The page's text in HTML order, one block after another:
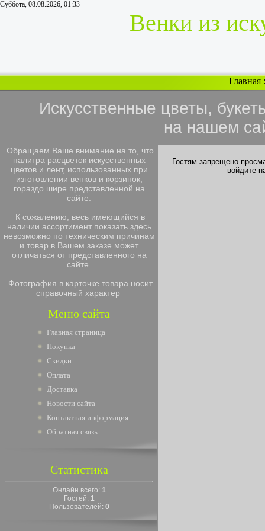
Суббота, 08.08.2026, 01:33
Венки из
Главная
Искусственные цветы,
на нашем
Обращаем Ваше внимание на то, что
палитра расцветок искусственных
цветов и лент, использованных при
изготовлении венков и корзинок,
гораздо шире представленной на
сайте.
К сожалению, весь имеющийся в
наличии ассортимент показать здесь
невозможно по техническим причинам
и товар в Вашем заказе может
отличаться от представленного на
сайте
Фотография в карточке товара носит
справочный характер
Меню сайта
Главная страница
Покупка
Скидки
Оплата
Доставка
Новости сайта
Контактная информация
Обратная связь
Статистика
Онлайн всего: 1
Гостей: 1
Пользователей: 0
Гостям запрещено
войдите